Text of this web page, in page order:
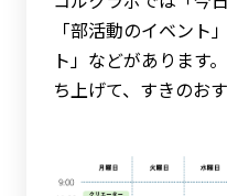
「部活動のイベント
ト」などがあります
ち上げて、すきのお